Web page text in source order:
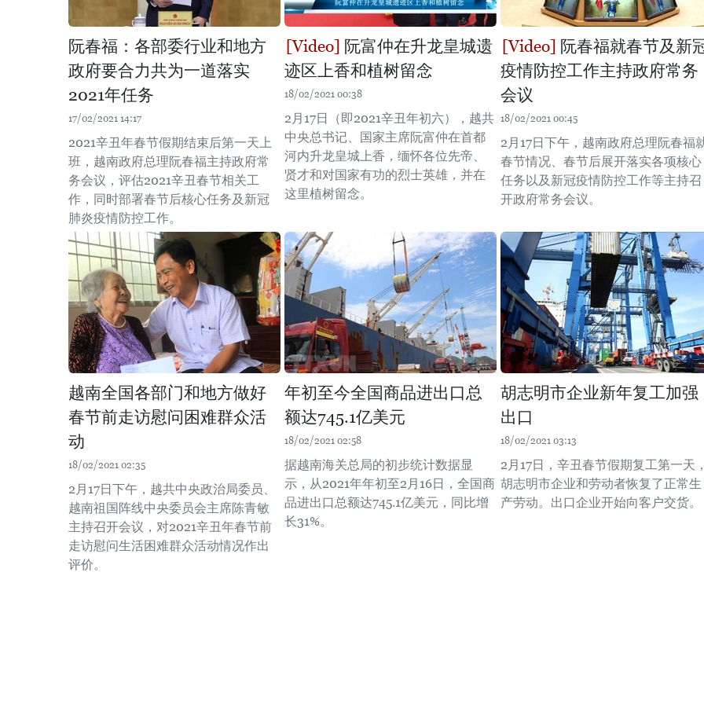
阮春福：各部委行业和地方
政府要合力共为一道落实
2021年任务
17/02/2021 14:17
2021辛丑年春节假期结束后第一天上
班，越南政府总理阮春福主持政府常
务会议，评估2021辛丑春节相关工
作，同时部署春节后核心任务及新冠
肺炎疫情防控工作。
阮富仲在升龙皇城遗
迹区上香和植树留念
18/02/2021 00:38
2月17日（即2021辛丑年初六），越共
中央总书记、国家主席阮富仲在首都
河内升龙皇城上香，缅怀各位先帝、
贤才和对国家有功的烈士英雄，并在
这里植树留念。
阮春福就春节及新
疫情防控工作主持政府常务
会议
18/02/2021 00:45
2月17日下午，越南政府总理阮春福
春节情况、春节后展开落实各项核心
任务以及新冠疫情防控工作等主持召
开政府常务会议。
越南全国各部门和地方做好
春节前走访慰问困难群众活
动
18/02/2021 02:35
2月17日下午，越共中央政治局委员、
越南祖国阵线中央委员会主席陈青敏
主持召开会议，对2021辛丑年春节前
走访慰问生活困难群众活动情况作出
评价。
年初至今全国商品进出口总
额达745.1亿美元
18/02/2021 02:58
据越南海关总局的初步统计数据显
示，从2021年年初至2月16日，全国商
品进出口总额达745.1亿美元，同比增
长31%。
胡志明市企业新年复工加强
出口
18/02/2021 03:13
2月17日，辛丑春节假期复工第一天
胡志明市企业和劳动者恢复了正常生
产劳动。出口企业开始向客户交货。